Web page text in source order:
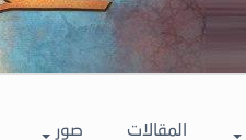
المقالات صور